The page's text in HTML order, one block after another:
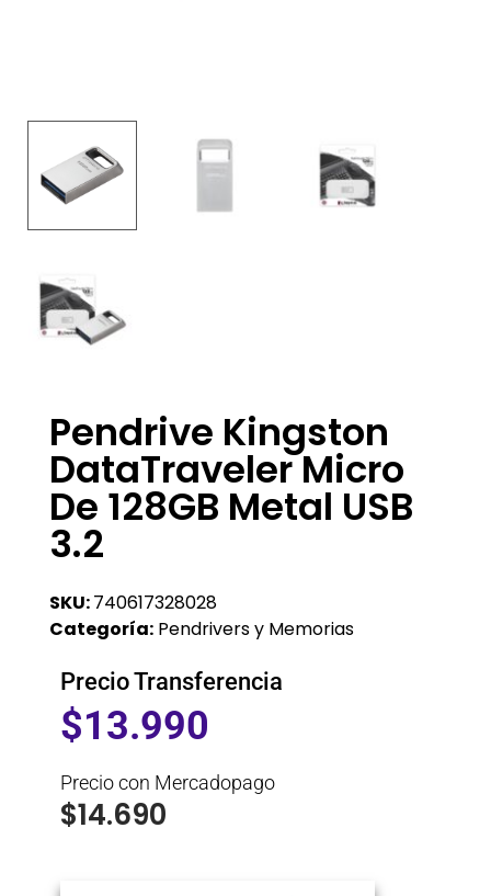
Pendrive Kingston
DataTraveler Micro
De 128GB Metal USB
3.2
SKU:740617328028
Categoría: Pendrivers y Memorias
Precio Transferencia
$13.990
Precio con Mercadopago
$14.690